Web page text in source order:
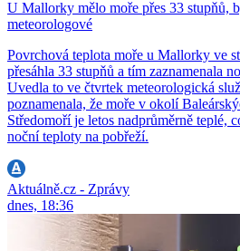
U Mallorky mělo moře přes 33 stupňů,
meteorologové
Povrchová teplota moře u Mallorky ve
přesáhla 33 stupňů a tím zaznamenala
Uvedla to ve čtvrtek meteorologická
poznamenala, že moře v okolí
Středomoří je letos nadprůměrně teplé,
noční teploty na pobřeží.
Aktuálně.cz - Zprávy
dnes, 18:36